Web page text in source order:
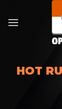
HOT